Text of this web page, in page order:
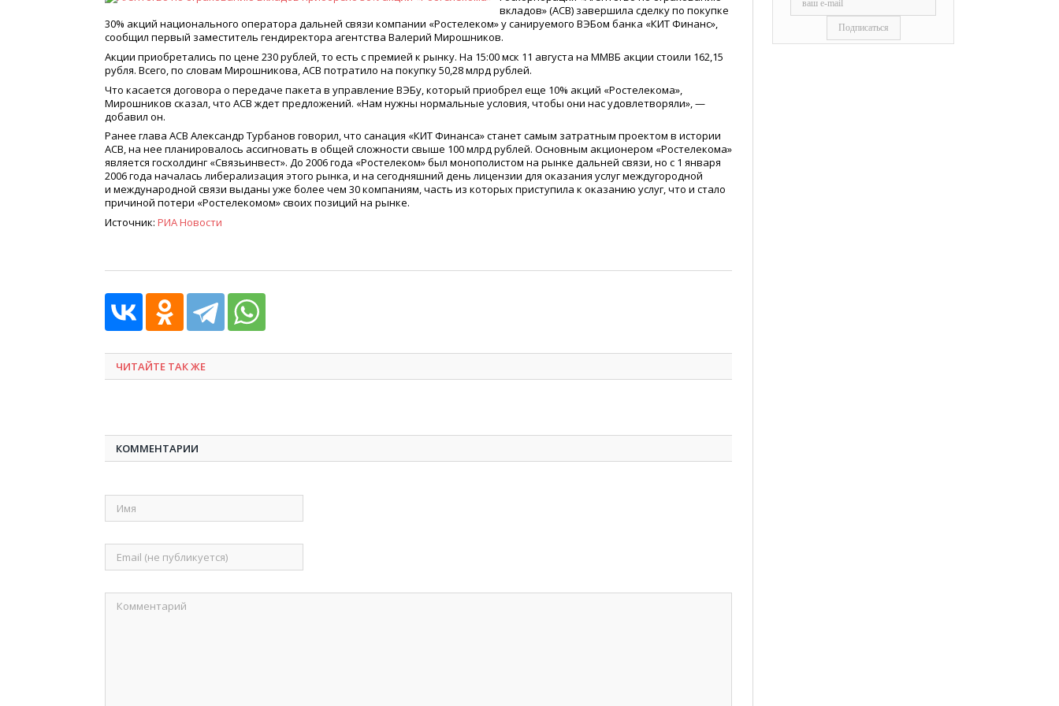
вкладов»(АСВ) завершила сделку по покупке
30% акций национального оператора дальней связи компании «Ростелеком» у санируемого ВЭБом банка «КИТ Финанс»,
сообщил первый заместитель гендиректора агентства Валерий Мирошников.
Акции приобретались по цене 230 рублей, то есть с премией к рынку. На 15:00 мск 11 августа на ММВБ акции стоили 162,15
рубля. Всего, по словам Мирошникова, АСВ потратило на покупку 50,28 млрд рублей.
Что касается договора о передаче пакета в управление ВЭБу, который приобрел еще 10% акций «Ростелекома»,
Мирошников сказал, что АСВ ждет предложений. «Нам нужны нормальные условия, чтобы они нас удовлетворяли», —
добавил он.
Ранее глава АСВ Александр Турбанов говорил, что санация «КИТ Финанса» станет самым затратным проектом в истории
АСВ, на нее планировалось ассигновать в общей сложности свыше 100 млрд рублей. Основным акционером «Ростелекома»
является госхолдинг «Связьинвест». До 2006 года «Ростелеком» был монополистом на рынке дальней связи, но с 1 января
2006 года началась либерализация этого рынка, и на сегодняшний день лицензии для оказания услуг междугородной
и международной связи выданы уже более чем 30 компаниям, часть из которых приступила к оказанию услуг, что и стало
причиной потери «Ростелекомом» своих позиций на рынке.
Источник: РИА Новости
ЧИТАЙТЕ ТАК ЖЕ
КОММЕНТАРИИ